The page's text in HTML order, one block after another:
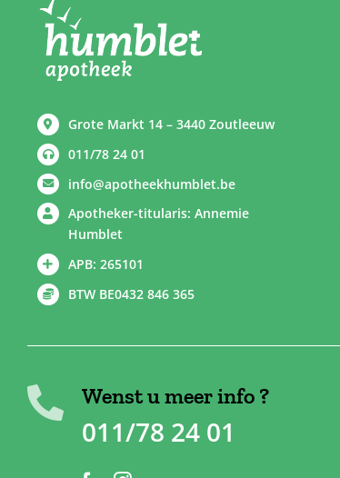
Grote Markt 14 – 3440 Zoutleeuw
011/78 24 01
info@apotheekhumblet.be
Apotheker-titularis: Annemie
Humblet
APB: 265101
BTW BE0432 846 365
Wenst u meer info ?
011/78 24 01